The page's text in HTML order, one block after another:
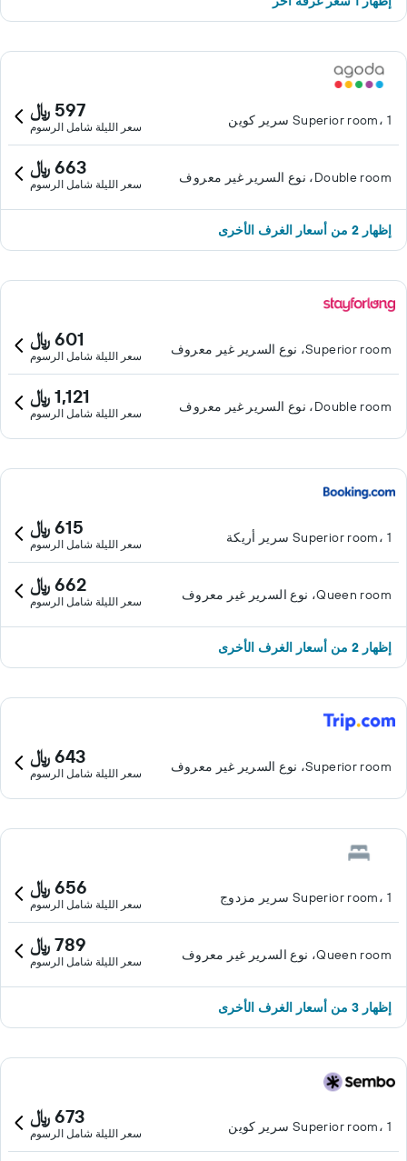
Superior room، 1 سرير كوين 597 ﷼
سعر الليلة شامل الرسوم
Double room، نوع السرير غير معروف 663 ﷼
سعر الليلة شامل الرسوم
إظهار 2 من أسعار الغرف الأخرى
Superior room، نوع السرير غير معروف 601 ﷼
سعر الليلة شامل الرسوم
Double room، نوع السرير غير معروف 1,121 ﷼
سعر الليلة شامل الرسوم
Superior room، 1 سرير أريكة 615 ﷼
سعر الليلة شامل الرسوم
Queen room، نوع السرير غير معروف 662 ﷼
سعر الليلة شامل الرسوم
إظهار 2 من أسعار الغرف الأخرى
Superior room، نوع السرير غير معروف 643 ﷼
سعر الليلة شامل الرسوم
Superior room، 1 سرير مزدوج 656 ﷼
سعر الليلة شامل الرسوم
Queen room، نوع السرير غير معروف 789 ﷼
سعر الليلة شامل الرسوم
إظهار 3 من أسعار الغرف الأخرى
Superior room، 1 سرير كوين 673 ﷼
سعر الليلة شامل الرسوم